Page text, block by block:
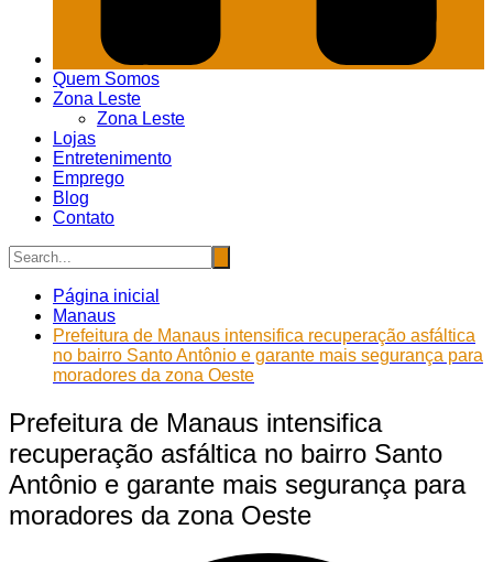
Quem Somos
Zona Leste
Zona Leste
Lojas
Entretenimento
Emprego
Blog
Contato
Página inicial
Manaus
Prefeitura de Manaus intensifica recuperação asfáltica
no bairro Santo Antônio e garante mais segurança para
moradores da zona Oeste
Prefeitura de Manaus intensifica
recuperação asfáltica no bairro Santo
Antônio e garante mais segurança para
moradores da zona Oeste